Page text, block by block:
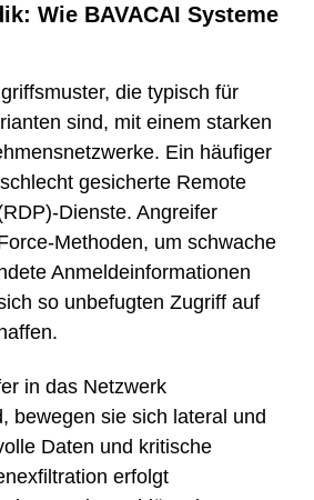
Wie BAVACAI Systeme
die typisch für
sind, mit einem starken
Ein häufiger
gesicherte Remote
Dienste. Angreifer
Methoden, um schwache
Anmeldeinformationen
so unbefugten Zugriff auf
in das Netzwerk
bewegen sie sich lateral und
Daten und kritische
erfolgt